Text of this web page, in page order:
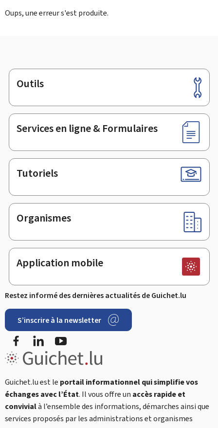
Oups, une erreur s'est produite.
Pied
de
page
Outils
Services en ligne & Formulaires
Tutoriels
Organismes
Application mobile
Restez informé des dernières actualités de Guichet.lu
S’inscrire à la newsletter
FacebookLinkedIn
Guichet.lu est le portail informationnel qui simplifie vos
échanges avec l’État. Il vous offre un accès rapide et
convivialà l’ensemble des informations, démarches ainsi que
services proposés par les administrations et organismes